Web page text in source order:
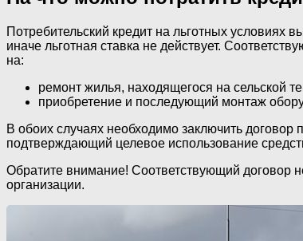
Потребительский кредит на льготных условиях
иначе льготная ставка не действует.
на:
ремонт жилья, находящегося на сельской
приобретение и последующий монтаж
В обоих случаях необходимо заключить
подтверждающий целевое использование
Обратите внимание! Соответствующий договор
организации.